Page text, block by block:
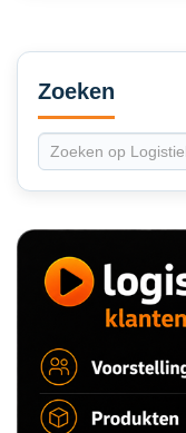
Secondary
Sidebar
Zoeken